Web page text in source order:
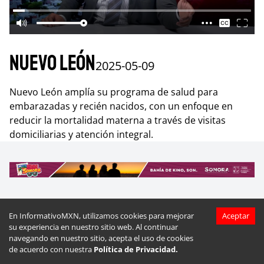
En InformativoMXN, utilizamos cookies para mejorar
su experiencia en nuestro sitio web. Al continuar
navegando en nuestro sitio, acepta el uso de cookies
de acuerdo con nuestra Política de Privacidad.
Aceptar
Nuevo León2025-05-09
Nuevo León amplía su programa de salud para
embarazadas y recién nacidos, con un enfoque en
reducir la mortalidad materna a través de visitas
domiciliarias y atención integral.
Más videos deNuevo León